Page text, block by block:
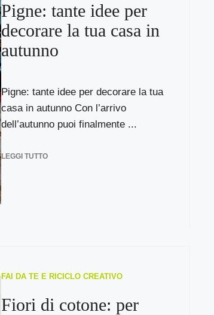
Pigne: tante idee per
decorare la tua casa in
autunno
Pigne: tante idee per decorare la tua
casa in autunno Con l’arrivo
dell’autunno puoi finalmente ...
LEGGI TUTTO
FAI DA TE E RICICLO CREATIVO
Fiori di cotone: per